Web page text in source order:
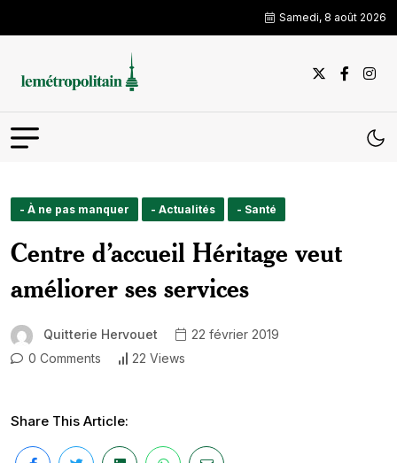
Samedi, 8 août 2026
- À ne pas manquer - Actualités - Santé
Centre d’accueil Héritage veut
améliorer ses services
Quitterie Hervouet
22 février 2019
0 Comments
22 Views
Share This Article: